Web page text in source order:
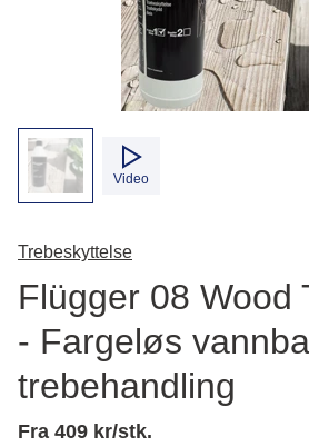
Video
Trebeskyttelse
Flügger 08 Wood
- Fargeløs
trebehandling
Fra 409 kr/stk.